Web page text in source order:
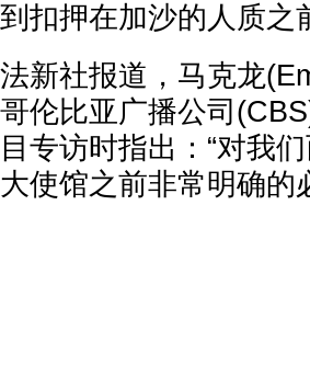
到扣押在加沙的人质之
法新社报道，马克龙
哥伦比亚广播公司
目专访时指出：“对我
大使馆之前非常明确的